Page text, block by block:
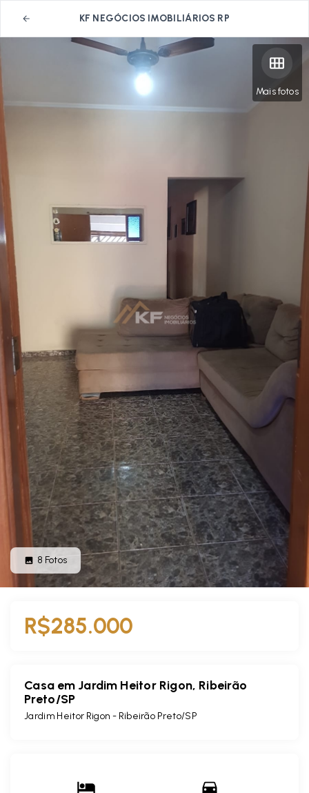
KF NEGÓCIOS IMOBILIÁRIOS RP
Mais fotos
8 Fotos
R$285.000
Casa em Jardim Heitor Rigon, Ribeirão
Preto/SP
Jardim Heitor Rigon - Ribeirão Preto/SP